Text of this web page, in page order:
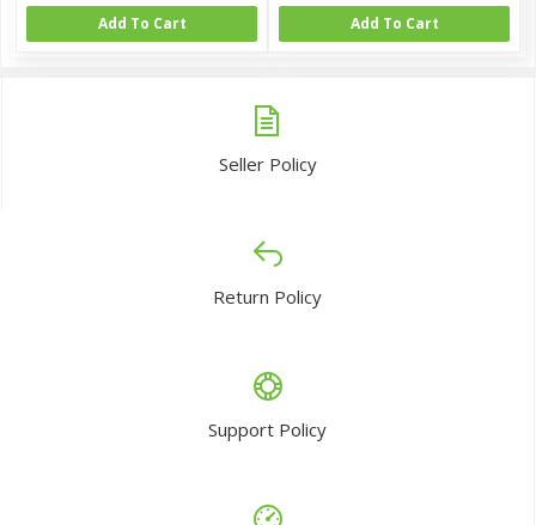
Add To Cart Add To Cart
Seller Policy
Return Policy
Support Policy